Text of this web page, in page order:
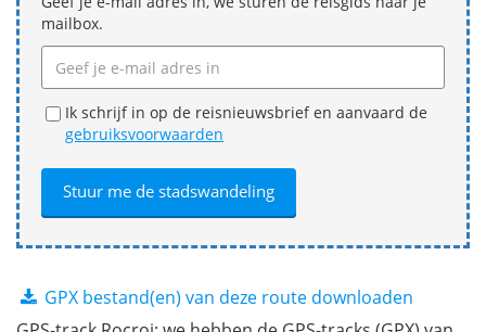
mailbox.
Ik schrijf in op de reisnieuwsbrief en aanvaard de
gebruiksvoorwaarden
GPX bestand(en) van deze route downloaden